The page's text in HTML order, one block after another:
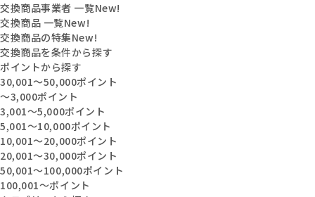
交換商品事業者 一覧New!
交換商品 一覧New!
交換商品の特集New!
交換商品を条件から探す
ポイントから探す
30,001〜50,000ポイント
〜3,000ポイント
3,001〜5,000ポイント
5,001〜10,000ポイント
10,001〜20,000ポイント
20,001〜30,000ポイント
50,001〜100,000ポイント
100,001〜ポイント